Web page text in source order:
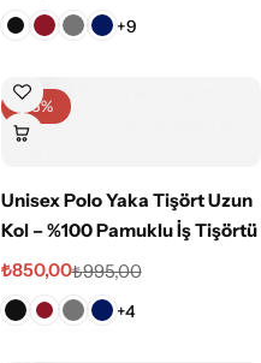
+9
-15%
Unisex Polo Yaka Tişört Uzun
Kol – %100 Pamuklu İş Tişörtü
₺995,00
₺850,00
+4